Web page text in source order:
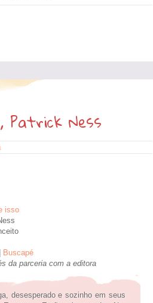
Patrick Ness
isso
| Buscapé
da parceria com a editora
desesperado e sozinho em seus